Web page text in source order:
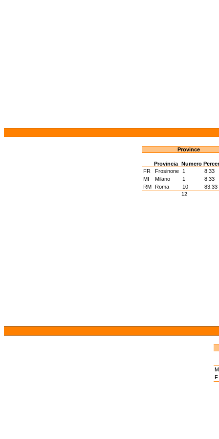
Province
Provincia Numero
FR
Frosinone 1
8.33
MI
Milano 1
8.33
RM Roma 10
83.33
12
F